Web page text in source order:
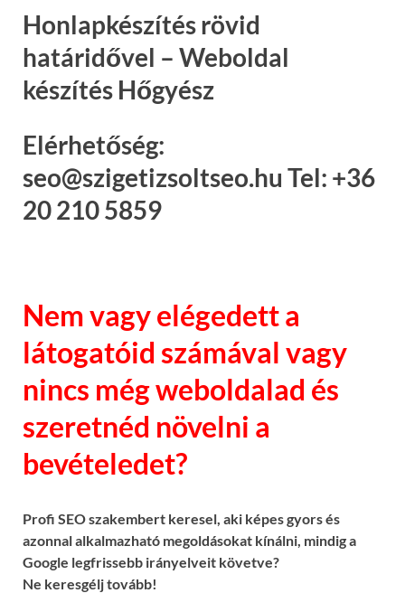
Honlapkészítés rövid
határidővel – Weboldal
készítés Hőgyész
Elérhetőség:
seo@szigetizsoltseo.hu Tel: +36
20 210 5859
Nem vagy elégedett a
látogatóid számával vagy
nincs még weboldalad és
szeretnéd növelni a
bevételedet?
Profi SEO szakembert keresel, aki képes gyors és
azonnal alkalmazható megoldásokat kínálni, mindig a
Google legfrissebb irányelveit követve?
Ne keresgélj tovább!